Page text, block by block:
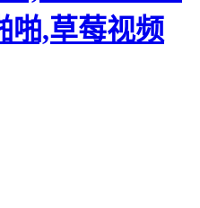
啪,草莓视频